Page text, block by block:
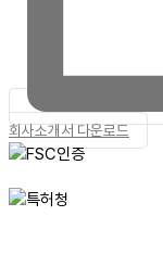
회사소개서 다운로드